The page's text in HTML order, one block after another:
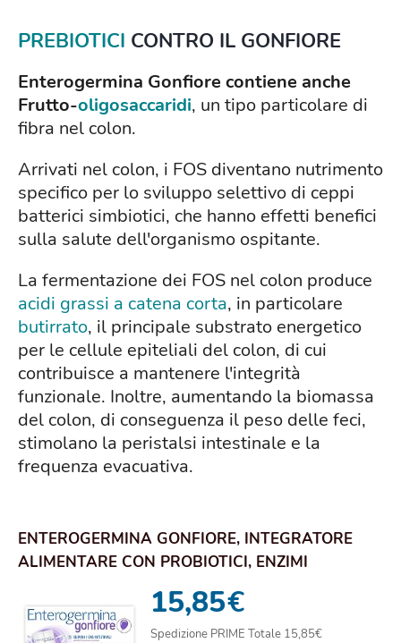
PREBIOTICI CONTRO IL GONFIORE
Enterogermina Gonfiore contiene anche
Frutto-oligosaccaridi, un tipo particolare di
fibra nel colon.
Arrivati nel colon, i FOS diventano nutrimento
specifico per lo sviluppo selettivo di ceppi
batterici simbiotici, che hanno effetti benefici
sulla salute dell'organismo ospitante.
La fermentazione dei FOS nel colon produce
acidi grassi a catena corta, in particolare
butirrato, il principale substrato energetico
per le cellule epiteliali del colon, di cui
contribuisce a mantenere l'integrità
funzionale. Inoltre, aumentando la biomassa
del colon, di conseguenza il peso delle feci,
stimolano la peristalsi intestinale e la
frequenza evacuativa.
ENTEROGERMINA GONFIORE, INTEGRATORE
ALIMENTARE CON PROBIOTICI, ENZIMI
15,85€
Spedizione PRIME Totale 15,85€